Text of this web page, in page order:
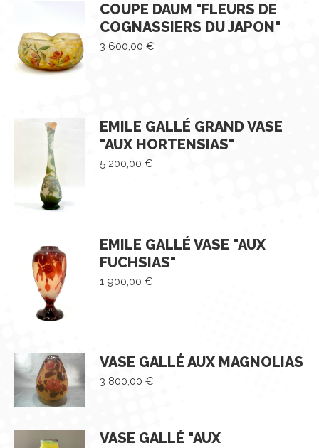
COUPE DAUM "FLEURS DE
COGNASSIERS DU JAPON"
3 600,00 €
EMILE GALLÉ GRAND VASE
"AUX HORTENSIAS"
5 200,00 €
EMILE GALLÉ VASE "AUX
FUCHSIAS"
1 900,00 €
VASE GALLÉ AUX MAGNOLIAS
3 800,00 €
VASE GALLÉ "AUX